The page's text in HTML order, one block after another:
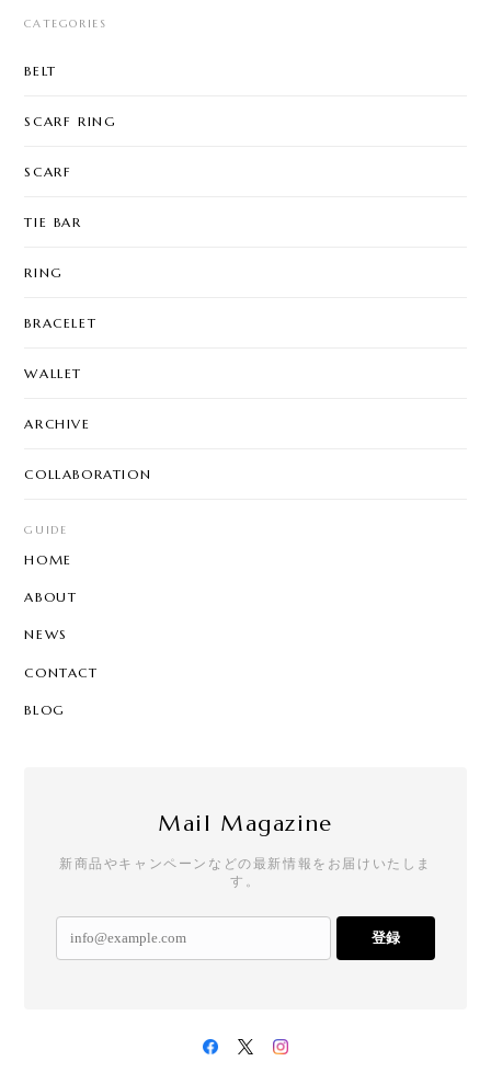
CATEGORIES
BELT
SCARF RING
SCARF
TIE BAR
RING
BRACELET
WALLET
ARCHIVE
COLLABORATION
GUIDE
HOME
ABOUT
NEWS
CONTACT
BLOG
Mail Magazine
新商品やキャンペーンなどの最新情報をお届けいたしま
す。
登録